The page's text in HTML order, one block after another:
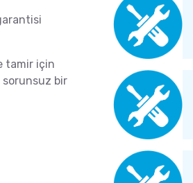
tamir için
sorunsuz bir